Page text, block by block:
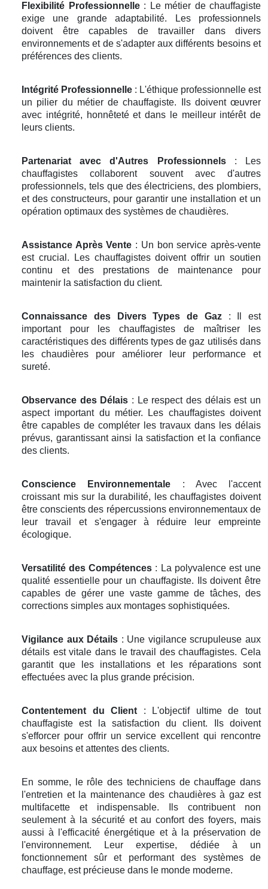
Flexibilité Professionnelle: Le métier de chauffagiste
exige une grande adaptabilité. Les professionnels
doivent être capables de travailler dans divers
environnements et de s'adapter aux différents besoins et
préférences des clients.
Intégrité Professionnelle : L'éthique professionnelle est
un pilier du métier de chauffagiste. Ils doivent œuvrer
avec intégrité, honnêteté et dans le meilleur intérêt de
leurs clients.
Partenariat avec d'Autres Professionnels: Les
chauffagistes collaborent souvent avec d'autres
professionnels, tels que des électriciens, des plombiers,
et des constructeurs, pour garantir une installation et un
opération optimaux des systèmes de chaudières.
Assistance Après Vente : Un bon service après-vente
est crucial. Les chauffagistes doivent offrir un soutien
continu et des prestations de maintenance pour
maintenir la satisfaction du client.
Connaissance des Divers Types de Gaz: Il est
important pour les chauffagistes de maîtriser les
caractéristiques des différents types de gaz utilisés dans
les chaudières pour améliorer leur performance et
sureté.
Observance des Délais : Le respect des délais est un
aspect important du métier. Les chauffagistes doivent
être capables de compléter les travaux dans les délais
prévus, garantissant ainsi la satisfaction et la confiance
des clients.
Conscience Environnementale : Avec l'accent
croissant mis sur la durabilité, les chauffagistes doivent
être conscients des répercussions environnementaux de
leur travail et s'engager à réduire leur empreinte
écologique.
Versatilité des Compétences : La polyvalence est une
qualité essentielle pour un chauffagiste. Ils doivent être
capables de gérer une vaste gamme de tâches, des
corrections simples aux montages sophistiquées.
Vigilance aux Détails : Une vigilance scrupuleuse aux
détails est vitale dans le travail des chauffagistes. Cela
garantit que les installations et les réparations sont
effectuées avec la plus grande précision.
Contentement du Client: L'objectif ultime de tout
chauffagiste est la satisfaction du client. Ils doivent
s'efforcer pour offrir un service excellent qui rencontre
aux besoins et attentes des clients.
En somme, le rôle des techniciens de chauffage dans
l'entretien et la maintenance des chaudières à gaz est
multifacette et indispensable. Ils contribuent non
seulement à la sécurité et au confort des foyers, mais
aussi à l'efficacité énergétique et à la préservation de
l'environnement. Leur expertise, dédiée à un
fonctionnement sûr et performant des systèmes de
chauffage, est précieuse dans le monde moderne.